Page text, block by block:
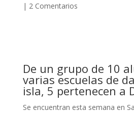
| 2 Comentarios
De un grupo de 10
varias escuelas de
isla, 5 pertenecen a
Se encuentran esta semana en